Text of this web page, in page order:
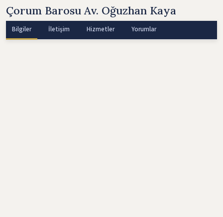
Çorum Barosu Av. Oğuzhan Kaya
Bilgiler İletişim Hizmetler Yorumlar